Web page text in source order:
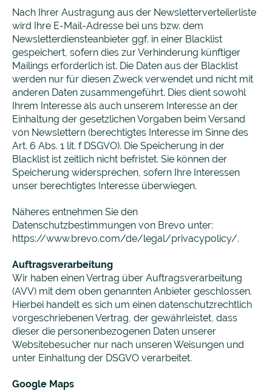
Nach Ihrer Austragung aus der Newsletterverteilerliste
wird Ihre E-Mail-Adresse bei uns bzw. dem
Newsletterdiensteanbieter ggf. in einer Blacklist
gespeichert, sofern dies zur Verhinderung künftiger
Mailings erforderlich ist. Die Daten aus der Blacklist
werden nur für diesen Zweck verwendet und nicht mit
anderen Daten zusammengeführt. Dies dient sowohl
Ihrem Interesse als auch unserem Interesse an der
Einhaltung der gesetzlichen Vorgaben beim Versand
von Newslettern (berechtigtes Interesse im Sinne des
Art. 6 Abs. 1 lit. f DSGVO). Die Speicherung in der
Blacklist ist zeitlich nicht befristet. Sie können der
Speicherung widersprechen, sofern Ihre Interessen
unser berechtigtes Interesse überwiegen.
Näheres entnehmen Sie den
Datenschutzbestimmungen von Brevo unter:
https://www.brevo.com/de/legal/privacypolicy/.
Auftragsverarbeitung
Wir haben einen Vertrag über Auftragsverarbeitung
(AVV) mit dem oben genannten Anbieter geschlossen.
Hierbei handelt es sich um einen datenschutzrechtlich
vorgeschriebenen Vertrag, der gewährleistet, dass
dieser die personenbezogenen Daten unserer
Websitebesucher nur nach unseren Weisungen und
unter Einhaltung der DSGVO verarbeitet.
Google Maps